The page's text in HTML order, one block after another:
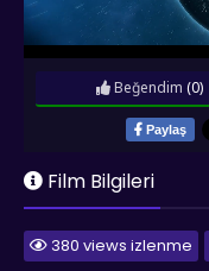
Paylaş
Beğendim (0)
Film Bilgileri
380 views izlenme